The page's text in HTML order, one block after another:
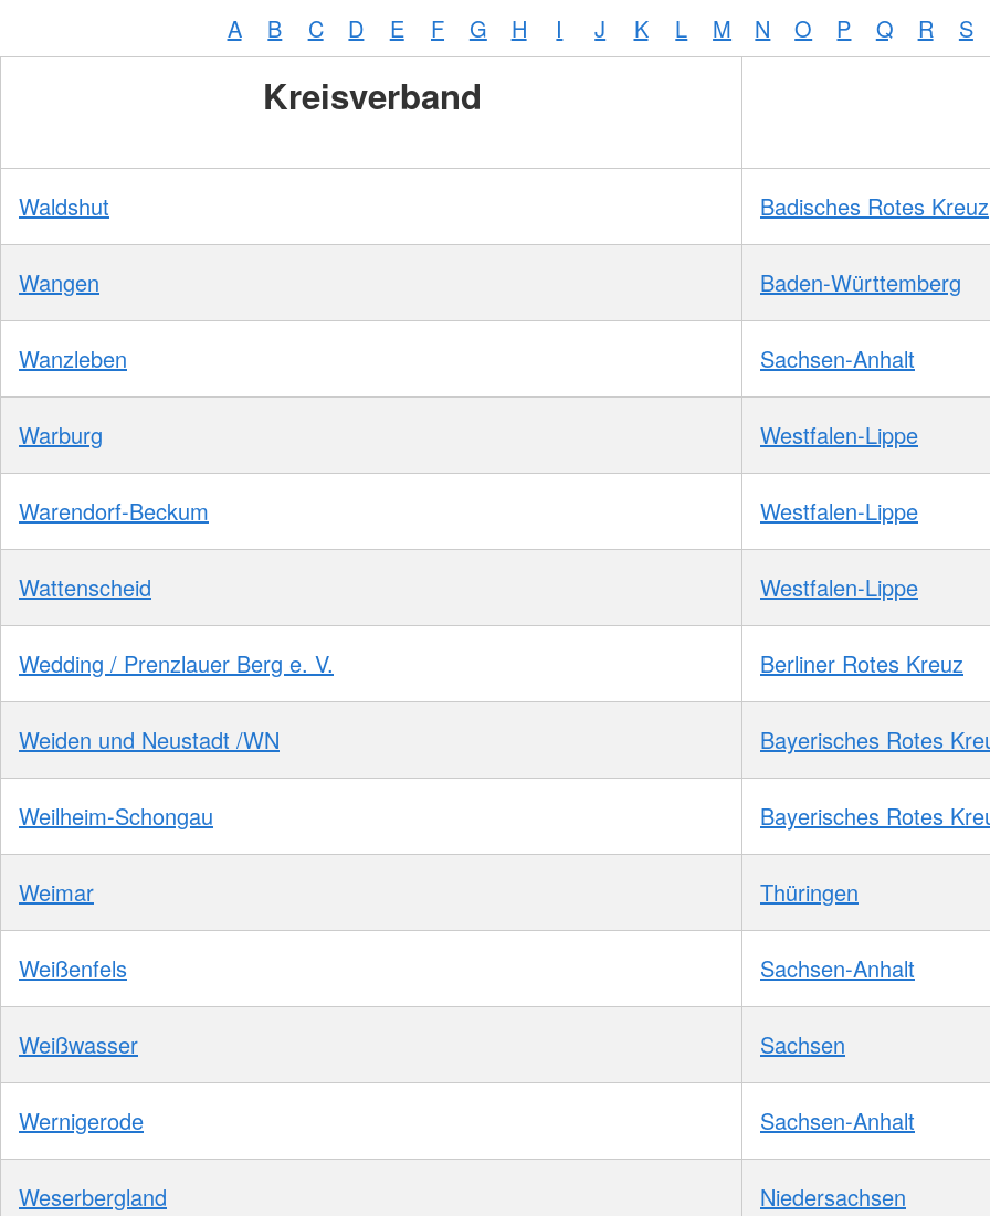
A B C D E F G H I J K L M N O P Q R S
Kreisverband
Waldshut Badisches Rotes Kreuz
Wangen Baden-Württemberg
Wanzleben Sachsen-Anhalt
Warburg Westfalen-Lippe
Warendorf-Beckum Westfalen-Lippe
Wattenscheid Westfalen-Lippe
Wedding / Prenzlauer Berg e. V. Berliner Rotes Kreuz
Weiden und Neustadt /WN Bayerisches Rotes
Weilheim-Schongau Bayerisches Rotes
Weimar Thüringen
Weißenfels Sachsen-Anhalt
Weißwasser Sachsen
Wernigerode Sachsen-Anhalt
Weserbergland Niedersachsen